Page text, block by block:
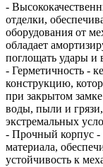
-
отделки,
оборудования от
обладает
поглощать удары и
- Герметичность -
конструкцию,
при закрытом
воды, пыли и
экстремальных
- Прочный корпус -
материала,
устойчивость к